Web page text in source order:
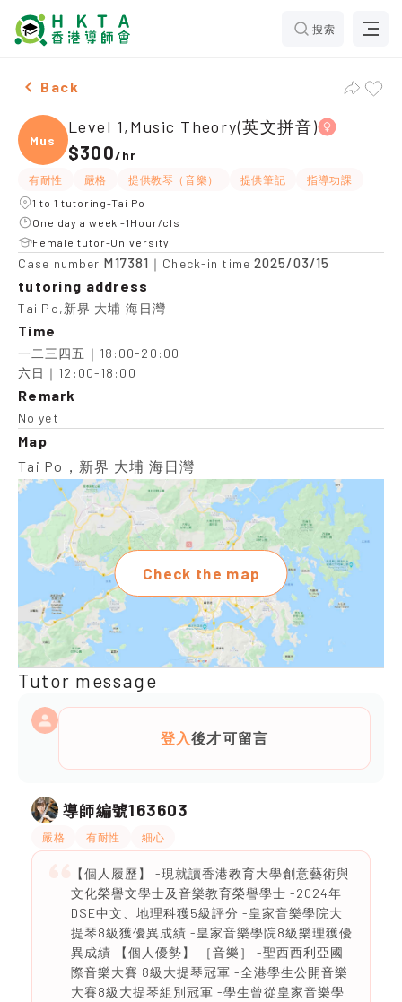
搜索
Female Level 1,Music Theory(英文拼音)，Tai Po
Back
Music
Level 1,Music Theory(英文拼音)
$300/hr
有耐性 嚴格 提供教琴（音樂） 提供筆記
指導功課
1 to 1 tutoring-Tai Po
One day a week -1Hour/cls
Female tutor-University
Case number M17381 ｜Check-in time 2025/03/15
tutoring address
Tai Po,新界 大埔 海日灣
Time
一二三四五｜18:00-20:00
六日｜12:00-18:00
Remark
No yet
Map
Tai Po，新界 大埔 海日灣
Check the map
Tutor message
登入後才可留言
導師編號163603
嚴格 有耐性 細心
【個人履歷】 -現就讀香港教育大學創意藝術與
文化榮譽文學士及音樂教育榮譽學士 -2024年
DSE中文、地理科獲5級評分 -皇家音樂學院大
提琴8級獲優異成績 -皇家音樂學院8級樂理獲優
異成績 【個人優勢】 ［音樂］ -聖西西利亞國
際音樂大賽 8級大提琴冠軍 -全港學生公開音樂
大賽8級大提琴組別冠軍 -學生曾從皇家音樂學